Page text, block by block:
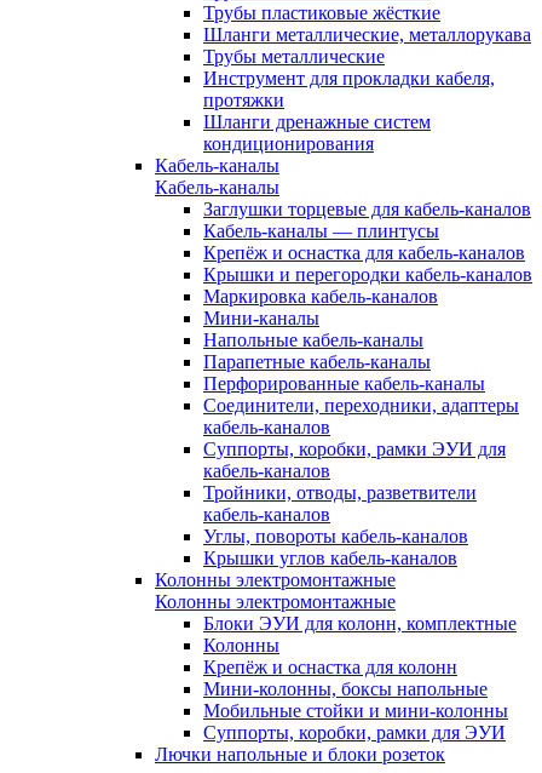
Трубы пластиковые жёсткие
Шланги металлические, металлорукава
Трубы металлические
Инструмент для прокладки кабеля,
протяжки
Шланги дренажные систем
кондиционирования
Кабель-каналы
Кабель-каналы
Заглушки торцевые для кабель-каналов
Кабель-каналы — плинтусы
Крепёж и оснастка для кабель-каналов
Крышки и перегородки кабель-каналов
Маркировка кабель-каналов
Мини-каналы
Напольные кабель-каналы
Парапетные кабель-каналы
Перфорированные кабель-каналы
Соединители, переходники, адаптеры
кабель-каналов
Суппорты, коробки, рамки ЭУИ для
кабель-каналов
Тройники, отводы, разветвители
кабель-каналов
Углы, повороты кабель-каналов
Крышки углов кабель-каналов
Колонны электромонтажные
Колонны электромонтажные
Блоки ЭУИ для колонн, комплектные
Колонны
Крепёж и оснастка для колонн
Мини-колонны, боксы напольные
Мобильные стойки и мини-колонны
Суппорты, коробки, рамки для ЭУИ
Лючки напольные и блоки розеток